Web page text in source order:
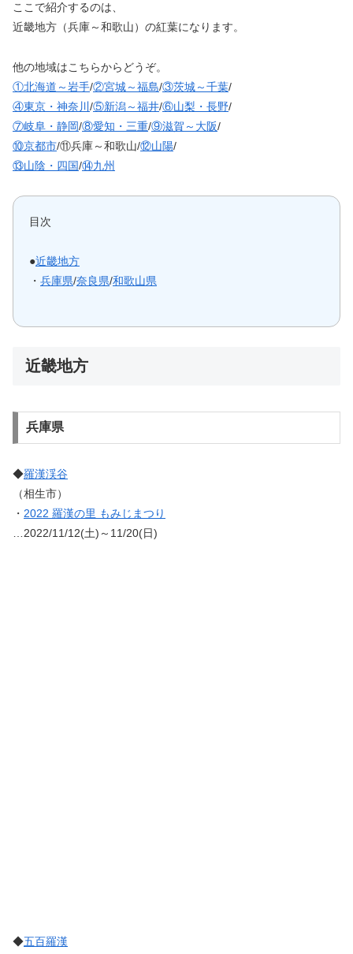
ここで紹介するのは、
近畿地方（兵庫～和歌山）の紅葉になります。
他の地域はこちらからどうぞ。
①北海道～岩手/②宮城～福島/③茨城～千葉/
④東京・神奈川/⑤新潟～福井/⑥山梨・長野/
⑦岐阜・静岡/⑧愛知・三重/⑨滋賀～大阪/
⑩京都市/⑪兵庫～和歌山/⑫山陽/
⑬山陰・四国/⑭九州
目次
●近畿地方
・ 兵庫県/奈良県/和歌山県
近畿地方
兵庫県
◆羅漢渓谷
（相生市）
・ 2022 羅漢の里 もみじまつり
…2022/11/12(土)～11/20(日)
◆五百羅漢